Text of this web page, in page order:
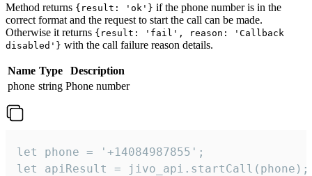
Method returns {result: 'ok'} if the phone number is in the
correct format and the request to start the call can be made.
Otherwise it returns {result: 'fail', reason: 'Callback
disabled'} with the call failure reason details.
Name Type
Description
phone string Phone number
let phone = '+14084987855';
let apiResult = jivo_api.startCall(phone);